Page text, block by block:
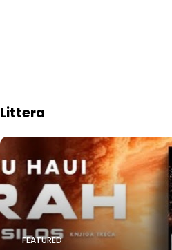
Littera
FEATURED